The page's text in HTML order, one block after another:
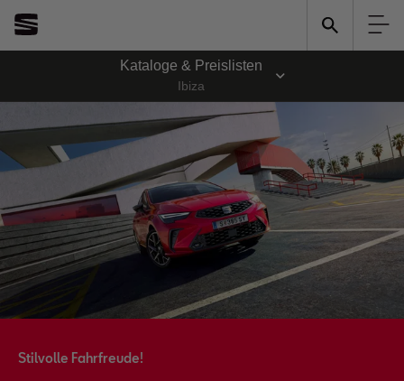
Kataloge & Preislisten
Ibiza
Stilvolle Fahrfreude!